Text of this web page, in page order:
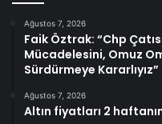
Ağustos 7, 2026
Faik Öztrak: “Chp
Mücadelesini, Omuz
Sürdürmeye Kararlıyız”
Ağustos 7, 2026
Altın fiyatları 2